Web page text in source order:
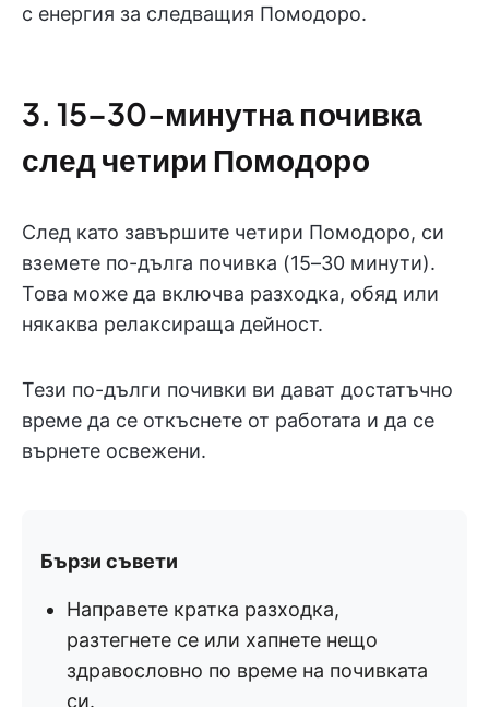
с енергия за следващия Помодоро.
3. 15–30-минутна почивка
след четири Помодоро
След като завършите четири Помодоро, си
вземете по-дълга почивка (15–30 минути).
Това може да включва разходка, обяд или
някаква релаксираща дейност.
Тези по-дълги почивки ви дават достатъчно
време да се откъснете от работата и да се
върнете освежени.
Бързи съвети
Направете кратка разходка,
разтегнете се или хапнете нещо
здравословно по време на почивката
си.